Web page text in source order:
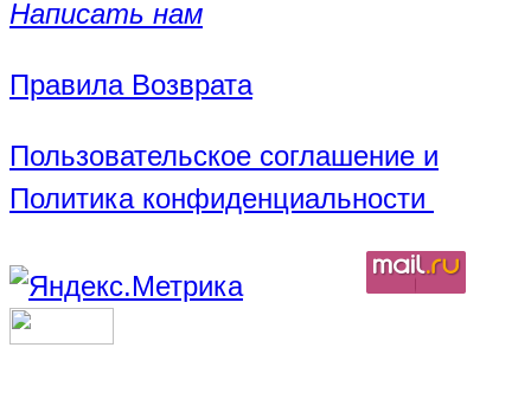
Написать нам
Правила Возврата
Пользовательское соглашение и
Политика конфиденциальности